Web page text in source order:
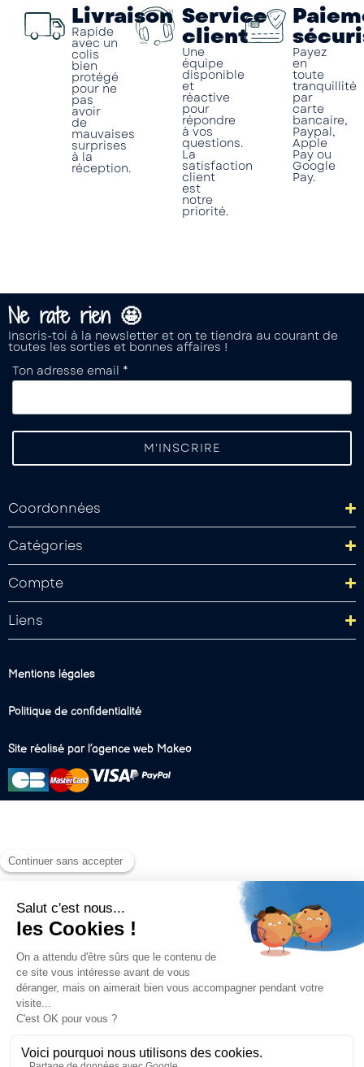
Livraison
Rapide
avec un
colis
bien
protégé
pour ne
pas
avoir
de
mauvaises
surprises
à la
réception.
Service
client
Une
équipe
disponible
et
réactive
pour
répondre
à vos
questions.
La
satisfaction
client
est
notre
priorité.
Payez
en
toute
tranquillité
par
carte
bancaire,
Paypal,
Apple
Pay ou
Google
Pay.
Ne rate rien 🤩
Inscris-toi à la newsletter et on te tiendra au courant de
toutes les sorties et bonnes affaires !
Ton adresse email *
Coordonnées
Catégories
Compte
Liens
Mentions légales
Politique de confidentialité
Site réalisé par l’agence web Makeo